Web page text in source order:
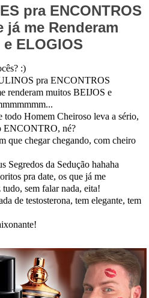
pra ENCONTROS
já me Renderam
ELOGIOS
:)
pra ENCONTROS
renderam muitos BEIJOS e
todo Homem Cheiroso leva a sério,
ENCONTRO, né?
que chegar chegando, com cheiro
Segredos da Sedução hahaha
pra date, os que já me
sem falar nada, eita!
de testosterona, tem elegante, tem